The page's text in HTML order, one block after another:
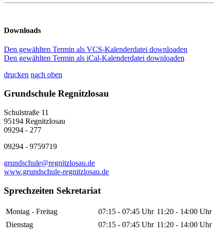
Downloads
Den gewählten Termin als VCS-Kalenderdatei downloaden
Den gewählten Termin als iCal-Kalenderdatei downloaden
drucken nach oben
Grundschule Regnitzlosau
Schulstraße 11
95194 Regnitzlosau
09294 - 277
09294 - 9759719
grundschule@regnitzlosau.de
www.grundschule-regnitzlosau.de
Sprechzeiten Sekretariat
Montag - Freitag 07:15 - 07:45 Uhr 11:20 - 14:00 Uhr
Dienstag
07:15 - 07:45 Uhr 11:20 - 14:00 Uhr